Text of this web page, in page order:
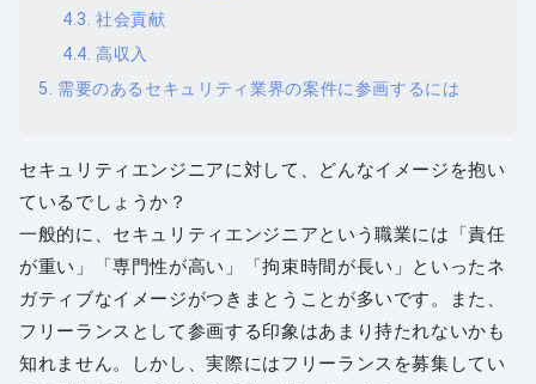
社会貢献
高収入
需要のあるセキュリティ業界の案件に参画するには
セキュリティエンジニアに対して、どんなイメージを抱い
ているでしょうか？
一般的に、セキュリティエンジニアという職業には「責任
が重い」「専門性が高い」「拘束時間が長い」といったネ
ガティブなイメージがつきまとうことが多いです。また、
フリーランスとして参画する印象はあまり持たれないかも
知れません。しかし、実際にはフリーランスを募集してい